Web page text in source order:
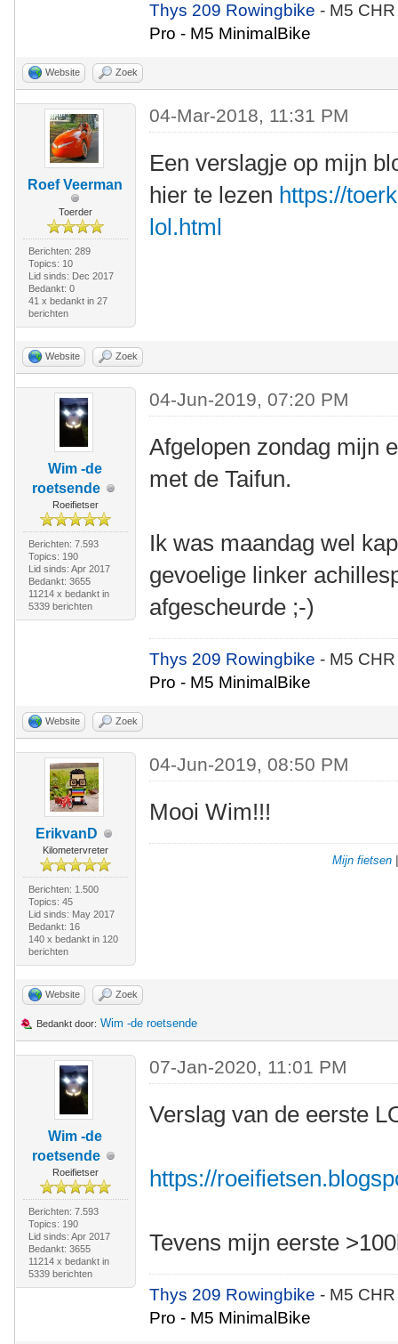
Thys 209 Rowingbike- M5
Pro - M5 MinimalBike
Website Zoek
Roef Veerman
Toerder
Berichten: 289
Topics: 10
Lid sinds: Dec 2017
Bedankt: 0
41 x bedankt in 27
berichten
04-Mar-2018, 11:31 PM
Een verslagje op mijn
hier te lezen https://
lol.html
Website Zoek
Wim -de
roetsende
Roeifietser
Berichten: 7.593
Topics: 190
Lid sinds: Apr 2017
Bedankt: 3655
11214 x bedankt in
5339 berichten
04-Jun-2019, 07:20 PM
Afgelopen zondag mijn
met de Taifun.
Ik was maandag wel
gevoelige linker
afgescheurde ;-)
Thys 209 Rowingbike- M5
Pro - M5 MinimalBike
Website Zoek
ErikvanD
Kilometervreter
Berichten: 1.500
Topics: 45
Lid sinds: May 2017
Bedankt: 16
140 x bedankt in 120
berichten
04-Jun-2019, 08:50 PM
Mooi Wim!!!
Mijn fietsen
Website Zoek
Bedankt door: Wim -de roetsende
Wim -de
roetsende
Roeifietser
Berichten: 7.593
Topics: 190
Lid sinds: Apr 2017
Bedankt: 3655
11214 x bedankt in
5339 berichten
07-Jan-2020, 11:01 PM
Verslag van de eerste
https://
Tevens mijn eerste
Thys 209 Rowingbike- M5
Pro - M5 MinimalBike